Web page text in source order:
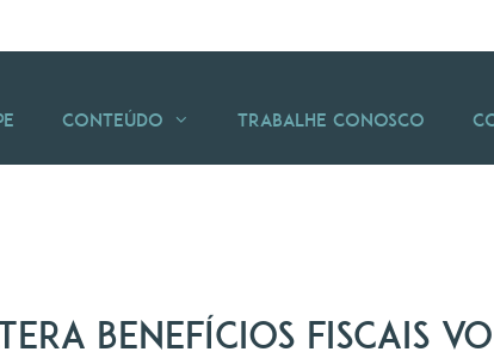
Conteúdo Trabalhe Conosco
benefícios fiscais